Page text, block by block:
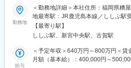
最新研究に直接携われるやりがいと
環境。過度なノルマや急な方針変更
す。
営業担当による定期フォローや資格
きる体制を整えています。業務上の
顧客との要件定義からシステム設計
を募集します
半導体市場の拡大に伴い、工場内の
の需要は世界的に増加しています。
当社ではAMHS事業を今後の成長事
体制を強化しています。
既存システムの改善だけでなく、新
も携わるため、システムの仕様や要
勤務地
＜勤務地詳細＞本社住所：福岡県糟
地最寄駅：JR鹿児島本線／ししぶ駅
場所あり変更の範囲：会社の定める事
【最寄り駅】
ししぶ駅、新宮中央駅、古賀駅
給与
＜予定年収＞640万円～800万円＜賃
月額（基本給）：400,000円～